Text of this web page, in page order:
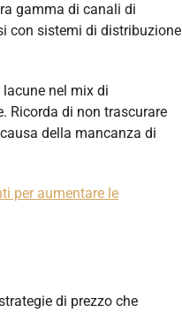
gamma di canali di
con sistemi di distribuzione
nel mix di
Ricorda di non trascurare
della mancanza di
per aumentare le
di prezzo che